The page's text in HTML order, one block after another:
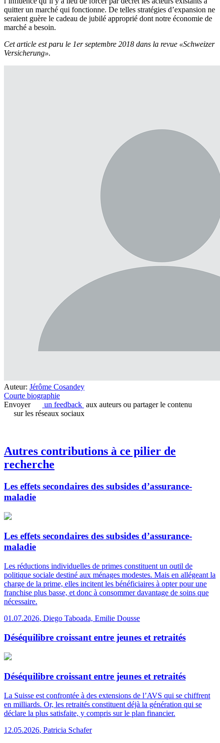
quitter un marché qui fonctionne. De telles stratégies d’expansion ne
seraient guère le cadeau de jubilé approprié dont notre économie de
marché a besoin.
Cet article est paru le 1er septembre 2018 dans la revue «Schweizer
Versicherung».
Auteur: Jérôme Cosandey
Courte biographie
Envoyer
un feedback aux auteurs ou partager le contenu
sur les réseaux sociaux
Autres contributions à ce pilier de
recherche
Les effets secondaires des subsides d’assurance-
maladie
Les effets secondaires des subsides d’assurance-
maladie
Les réductions individuelles de primes constituent un outil de
politique sociale destiné aux ménages modestes. Mais en allégeant la
charge de la prime, elles incitent les bénéficiaires à opter pour une
franchise plus basse, et donc à consommer davantage de soins que
nécessaire.
01.07.2026, Diego Taboada, Emilie Dousse
Déséquilibre croissant entre jeunes et retraités
Déséquilibre croissant entre jeunes et retraités
La Suisse est confrontée à des extensions de l’AVS qui se chiffrent
en milliards. Or, les retraités constituent déjà la génération qui se
déclare la plus satisfaite, y compris sur le plan financier.
12.05.2026, Patricia Schafer